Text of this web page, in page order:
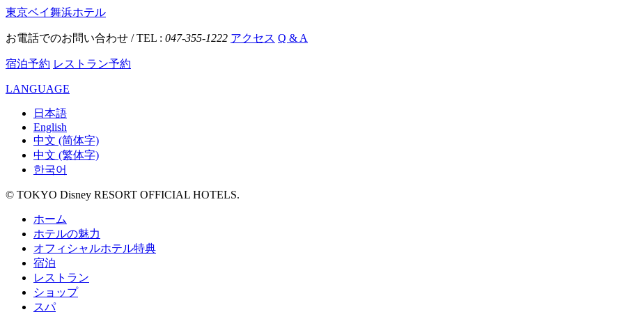
東京ベイ舞浜ホテル
お電話でのお問い合わせ / TEL : 047-355-1222 アクセス Q & A
宿泊予約 レストラン予約
LANGUAGE
日本語
English
中文 (简体字)
中文 (繁体字)
한국어
© TOKYO Disney RESORT OFFICIAL HOTELS.
ホーム
ホテルの魅力
オフィシャルホテル特典
宿泊
レストラン
ショップ
スパ